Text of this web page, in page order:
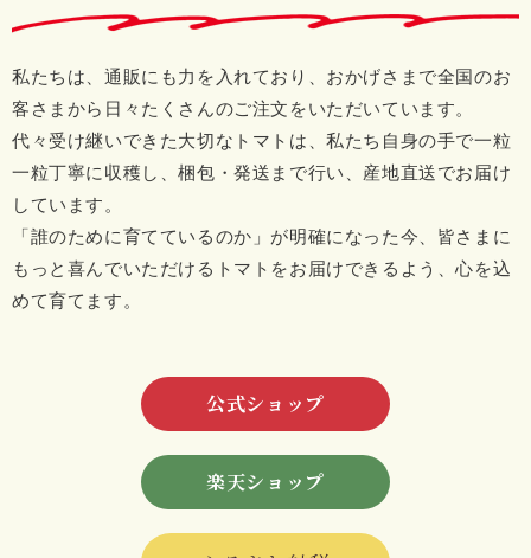
私たちは、通販にも力を入れており、おかげさまで全国のお
客さまから日々たくさんのご注文をいただいています。
代々受け継いできた大切なトマトは、私たち自身の手で一粒
一粒丁寧に収穫し、梱包・発送まで行い、産地直送でお届け
しています。
「誰のために育てているのか」が明確になった今、 皆さまに
もっと喜んでいただけるトマトをお届けできるよう、心を込
めて育てます。
公式ショップ
楽天ショップ